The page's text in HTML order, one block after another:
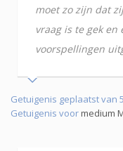
moet zo zijn dat
vraag is te gek
voorspellingen
Getuigenis geplaatst van 5
Getuigenis voormedium